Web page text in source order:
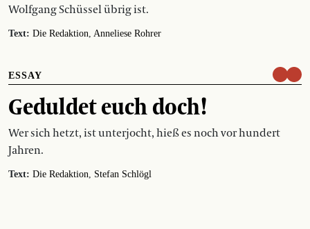
Wolfgang Schüssel übrig ist.
Text: Die Redaktion Anneliese Rohrer
ESSAY
Geduldet euch doch!
Wer sich hetzt, ist unterjocht, hieß es noch vor hundert
Jahren.
Text: Die Redaktion Stefan Schlögl